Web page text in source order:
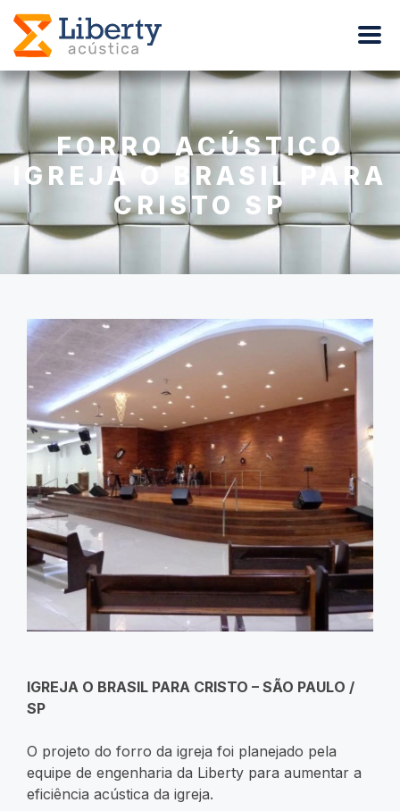
FORRO ACÚSTICO
IGREJA O BRASIL PARA
CRISTO SP
IGREJA O BRASIL PARA CRISTO – SÃO PAULO /
SP
O projeto do forro da igreja foi planejado pela
equipe de engenharia da Liberty para aumentar a
eficiência acústica da igreja.